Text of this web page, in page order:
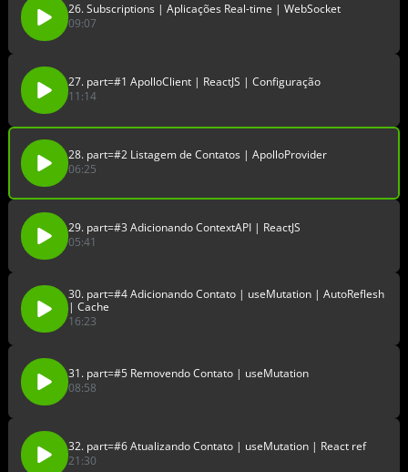
26. Subscriptions | Aplicações Real-time | WebSocket
09:07
27. part=#1 ApolloClient | ReactJS | Configuração
11:14
28. part=#2 Listagem de Contatos | ApolloProvider
06:25
29. part=#3 Adicionando ContextAPI | ReactJS
05:41
30. part=#4 Adicionando Contato | useMutation | AutoReflesh
| Cache
16:23
31. part=#5 Removendo Contato | useMutation
08:58
32. part=#6 Atualizando Contato | useMutation | React ref
21:30